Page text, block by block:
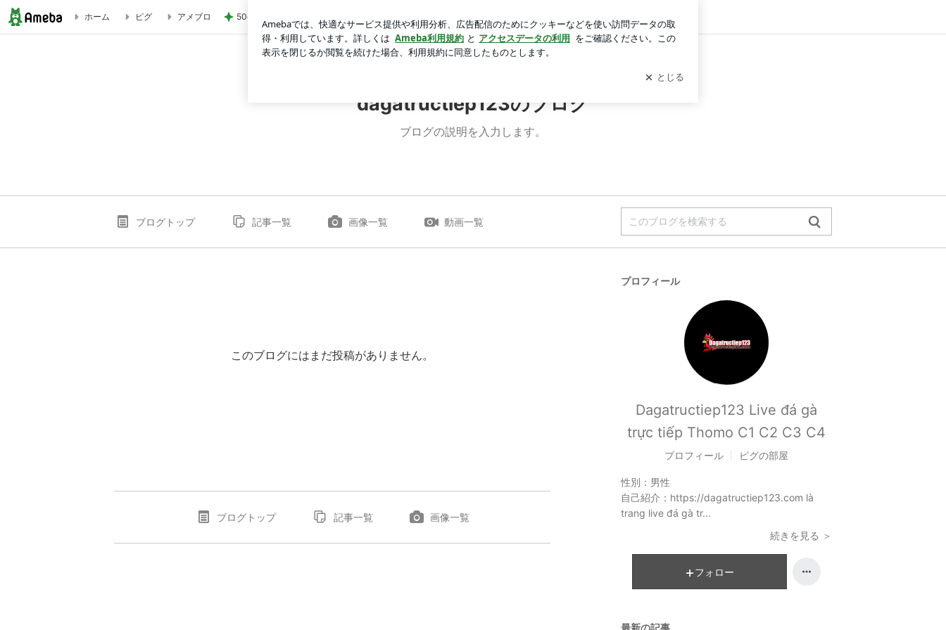
ホーム ピグ アメブロ 50cm近く増えていた私のウエスト ログイン
dagatructiep123のブログ
ブログの説明を入力します。
ブログトップ 記事一覧 画像一覧 動画一覧
このブログにはまだ投稿がありません。
ブログトップ 記事一覧 画像一覧
プロフィール
Dagatructiep123 Live đá gà
trực tiếp Thomo C1 C2 C3 C4
プロフィール ピグの部屋
性別： 男性
自己紹介： https://dagatructiep123.com là
trang live đá gà tr...
続きを見る ＞
フォロー
最新の記事